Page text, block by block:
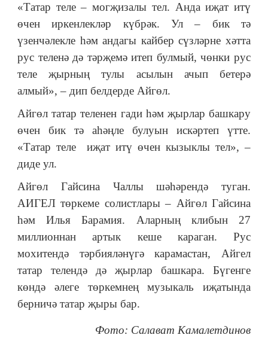
«Татар теле– могҗизалы тел. Анда иҗат итү
өчен иркенлекләр күбрәк. Ул– бик тә
үзенчәлекле һәм андагы кайбер сүзләрне хәтта
рус теленә дә тәрҗемә итеп булмый, чөнки рус
теле җырның тулы асылын ачып бетерә
алмый»,– дип белдерде Айгөл.
Айгөл татар теленен гади һәм җырлар башкару
өчен бик тә аһәңле булуын искәртеп үтте.
«Татар теле иҗат итү өчен кызыклы тел»,–
диде ул.
Айгөл Гайсина Чаллы шәһәрендә туган.
АИГЕЛ төркеме солистлары– Айгөл Гайсина
һәм Илья Барамия. Аларның клибын 27
миллионнан артык кеше караган. Рус
мохитендә тәрбияләнүгә карамастан, Айгел
татар телендә дә җырлар башкара. Бүгенге
көндә әлеге төркемнең музыкаль иҗатында
берничә татар җыры бар.
Фото: Салават Камалетдинов